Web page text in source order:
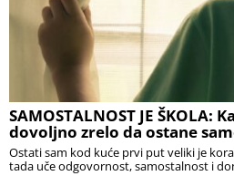
SAMOSTALNOST JE ŠKOLA:
dovoljno zrelo da ostane
Ostati sam kod kuće prvi put veliki je
tada uče odgovornost, samostalnost i